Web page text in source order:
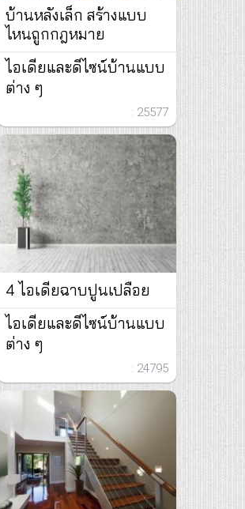
บ้านหลังเล็ก สร้างแบบ
ไหนถูกกฎหมาย
ไอเดียและดีไซน์บ้านแบบ
ต่าง ๆ
: 25577
4 ไอเดียฉาบปูนเปลือย
ไอเดียและดีไซน์บ้านแบบ
ต่าง ๆ
: 24795